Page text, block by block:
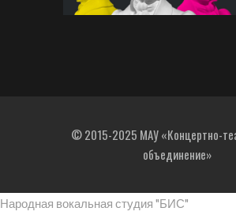
© 2015-2025 МАУ «Концертно-
объединение»
Народная вокальная студия "БИС"